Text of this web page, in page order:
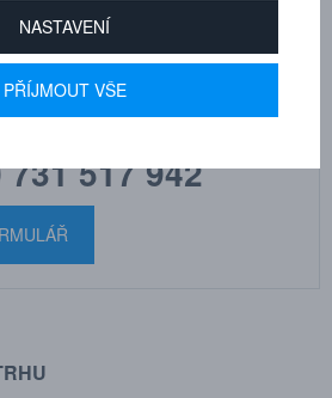
poradenství
731 517 942
NASTAVENÍ
PŘÍJMOUT VŠE